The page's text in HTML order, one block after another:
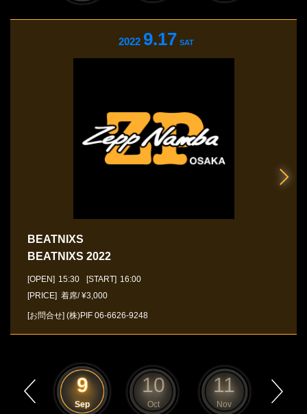
2022 9.17 SAT
BEATNIXS
BEATNIXS 2022
[OPEN] 15:30 [START] 16:00
[PRICE] 着席/ ¥3,000
[お問合せ] (株)PIF 06-6626-9248
9
Sep
10
Oct
11
Nov